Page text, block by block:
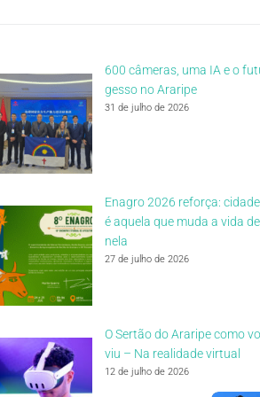
600 câmeras, uma IA e o
gesso no Araripe
31 de julho de 2026
Enagro 2026 reforça:
é aquela que muda a vida
nela
27 de julho de 2026
O Sertão do Araripe como
viu – Na realidade virtual
12 de julho de 2026